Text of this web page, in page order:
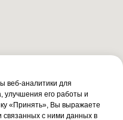
веб-аналитики для
улучшения его работы и
«Принять», Вы выражаете
связанных с ними данных в